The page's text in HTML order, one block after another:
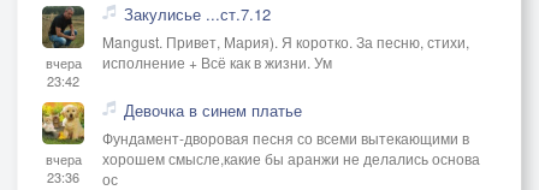
вчера
23:42
Закулисье ...ст.7.12
Mangust. Привет, Мария). Я коротко. За песню, стихи,
исполнение + Всё как в жизни. Ум
вчера
23:36
Девочка в синем платье
Фундамент-дворовая песня со всеми вытекающими в
хорошем смысле,какие бы аранжи не делались основа
ос